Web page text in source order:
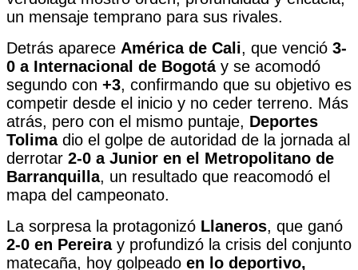
un mensaje temprano para sus rivales.
Detrás aparece América de Cali, que venció 3-
0 a Internacional de Bogotáy se acomodó
segundo con +3, confirmando que su objetivo es
competir desde el inicio y no ceder terreno. Más
atrás, pero con el mismo puntaje, Deportes
Tolimadio el golpe de autoridad de la jornada al
derrotar 2-0 a Junior en el Metropolitano de
Barranquilla, un resultado que reacomodó el
mapa del campeonato.
La sorpresa la protagonizó Llaneros, que ganó
2-0 en Pereiray profundizó la crisis del conjunto
matecaña, hoy golpeado en lo deportivo,